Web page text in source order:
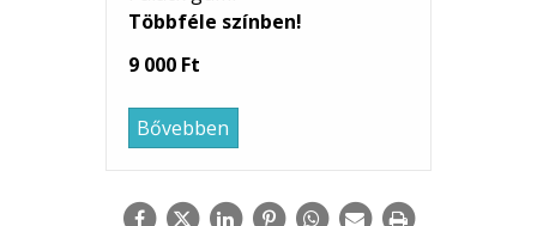
Többféle színben!
9 000 Ft
Bővebben